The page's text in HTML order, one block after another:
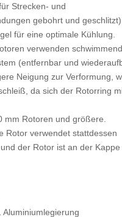
Strecken- und
gebohrt und geschlitzt)
für eine optimale Kühlung.
verwenden
(entfernbar und
Neigung zur Verformung,
da sich der Rotorring
mm Rotoren und größere.
Rotor verwendet stattdessen
der Rotor ist an der Kappe
Aluminiumlegierung